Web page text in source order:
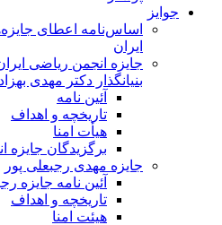
جوایز
اساس‌نامه اعطای
ایران
جایزه انجمن ریاضی
بنیانگذار دکتر مهدی بهزاد
آئین نامه
تاریخچه و اهداف
هیأت امنا
برگزیدگان جایزه
جایزه مهدی رجبعلی پور
آئین نامه جایزه
تاریخچه و اهداف
هیئت امنا